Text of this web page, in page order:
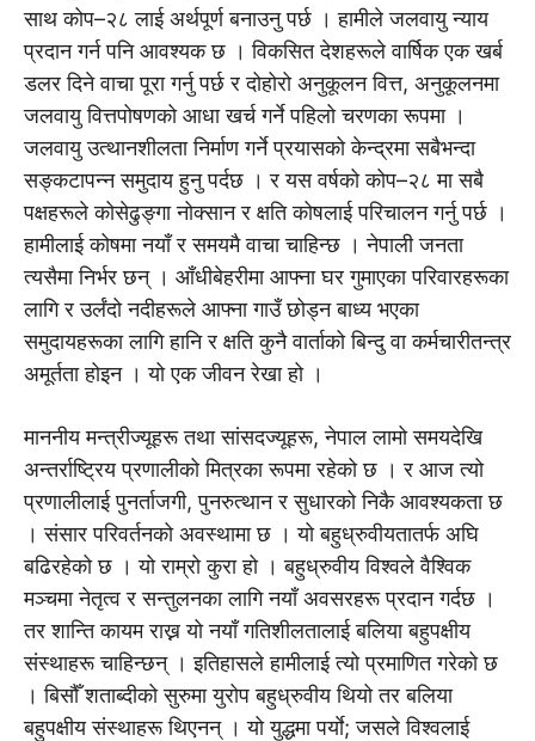
साथ कोप–२८ लाई अर्थपूर्ण बनाउनु पर्छ । हामीले जलवायु न्याय
प्रदान गर्न पनि आवश्यक छ । विकसित देशहरूले वार्षिक एक खर्ब
डलर दिने वाचा पूरा गर्नु पर्छ र दोहोरो अनुकूलन वित्त, अनुकूलनमा
जलवायु वित्तपोषणको आधा खर्च गर्ने पहिलो चरणका रूपमा ।
जलवायु उत्थानशीलता निर्माण गर्ने प्रयासको केन्द्रमा सबैभन्दा
सङ्कटापन्न समुदाय हुनु पर्दछ । र यस वर्षको कोप–२८ मा सबै
पक्षहरूले कोसेढुङ्गा नोक्सान र क्षति कोषलाई परिचालन गर्नु पर्छ ।
हामीलाई कोषमा नयाँ र समयमै वाचा चाहिन्छ । नेपाली जनता
त्यसैमा निर्भर छन् । आँधीबेहरीमा आफ्ना घर गुमाएका परिवारहरूका
लागि र उर्लंदो नदीहरूले आफ्ना गाउँ छोड्न बाध्य भएका
समुदायहरूका लागि हानि र क्षति कुनै वार्ताको बिन्दु वा कर्मचारीतन्त्र
अमूर्तता होइन । यो एक जीवन रेखा हो ।
माननीय मन्त्रीज्यूहरू तथा सांसदज्यूहरू, नेपाल लामो समयदेखि
अन्तर्राष्ट्रिय प्रणालीको मित्रका रूपमा रहेको छ । र आज त्यो
प्रणालीलाई पुनर्ताजगी, पुनरुत्थान र सुधारको निकै आवश्यकता छ
। संसार परिवर्तनको अवस्थामा छ । यो बहुध्रुवीयतातर्फ अघि
बढिरहेको छ । यो राम्रो कुरा हो । बहुध्रुवीय विश्वले वैश्विक
मञ्चमा नेतृत्व र सन्तुलनका लागि नयाँ अवसरहरू प्रदान गर्दछ ।
तर शान्ति कायम राख्न यो नयाँ गतिशीलतालाई बलिया बहुपक्षीय
संस्थाहरू चाहिन्छन् । इतिहासले हामीलाई त्यो प्रमाणित गरेको छ
। बिसौँ शताब्दीको सुरुमा युरोप बहुध्रुवीय थियो तर बलिया
बहुपक्षीय संस्थाहरू थिएनन् । यो युद्धमा पर्याे; जसले विश्वलाई